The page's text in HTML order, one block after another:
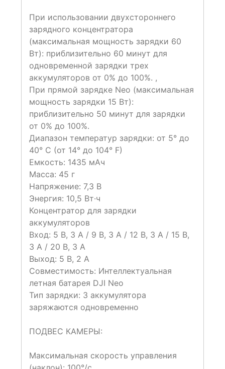
При использовании двухстороннего
зарядного концентратора
(максимальная мощность зарядки 60
Вт): приблизительно 60 минут для
одновременной зарядки трех
аккумуляторов от 0% до 100%. ,
При прямой зарядке Neo (максимальная
мощность зарядки 15 Вт):
приблизительно 50 минут для зарядки
от 0% до 100%.
Диапазон температур зарядки: от 5° до
40° C (от 14° до 104° F)
Емкость: 1435 мАч
Масса: 45 г
Напряжение: 7,3 В
Энергия: 10,5 Вт·ч
Концентратор для зарядки
аккумуляторов
Вход: 5 В, 3 А / 9 В, 3 А / 12 В, 3 А / 15 В,
3 А / 20 В, 3 А
Выход: 5 В, 2 А
Совместимость: Интеллектуальная
летная батарея DJI Neo
Тип зарядки: 3 аккумулятора
заряжаются одновременно
ПОДВЕС КАМЕРЫ:
Максимальная скорость управления